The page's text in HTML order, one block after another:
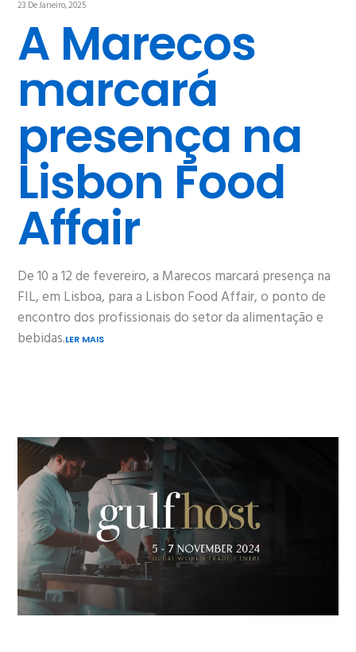
23 De Janeiro, 2025
A Marecos
marcará
presença na
Lisbon Food
Affair
De 10 a 12 de fevereiro, a Marecos marcará presença na
FIL, em Lisboa, para a Lisbon Food Affair, o ponto de
encontro dos profissionais do setor da alimentação e
bebidas.​LER MAIS